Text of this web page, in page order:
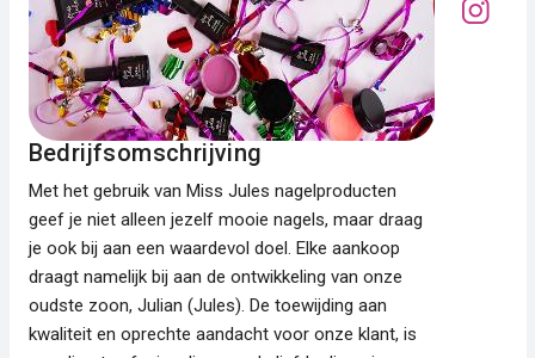
Bedrijfsomschrijving
Met het gebruik van Miss Jules nagelproducten
geef je niet alleen jezelf mooie nagels, maar draag
je ook bij aan een waardevol doel. Elke aankoop
draagt namelijk bij aan de ontwikkeling van onze
oudste zoon, Julian (Jules). De toewijding aan
kwaliteit en oprechte aandacht voor onze klant, is